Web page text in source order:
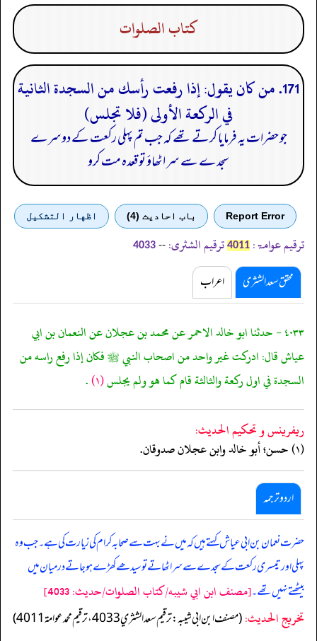
كتاب الصلوات
171. من كان يقول: إذا رفعت رأسك من السجدة الثانية
في الركعة الأولى (فلا تجلس)
جو حضرات یہ فرمایا کرتے تھے کہ جب تم پہلی رکعت کے دوسرے
سجدے سے سر اٹھاؤ تو قعدہ مت کرو
Report Error باب احادیث (4) اظهار التشكيل
ترقیم عوامۃ: 4011 ترقیم الشثری: --
4033
محقق سعد الشثری اعراب
٤٠٣٣ - حدثنا ابو خالد الاحمر عن محمد بن عجلان عن النعمان بن ابي
عياش قال: ادركت غير واحد من اصحاب النبي ﷺ فكان إذا رفع راسه من
السجدة في اول ركعة والثالثة قام كما هو ولم يجلس(١) .
ريفرينس و تحكيم الحدیث:
(١) حسن؛ أبو خالد وابن عجلان صدوقان.
اردو ترجمہ
حضرت نعمان بن ابی عیاش کہتے ہیں کہ میں نے بہت سے صحابہ کرام کی زیارت کی ہے۔ جب وہ
پہلی اور تیسری رکعت کے سجدے سے سر اٹھاتے تو سیدھے کھڑے ہوجاتے درمیان میں
بیٹھتے نہیں تھے۔[مصنف ابن ابي شيبه/كتاب الصلوات/حدیث: 4033]
تخریج الحدیث:(مصنف ابن ابي شيبه: ترقيم سعد الشثري 4033، ترقيم محمد عوامة 4011)